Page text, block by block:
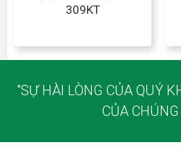
309KT
"SỰ HÀI LÒNG CỦA QUÝ
CỦA